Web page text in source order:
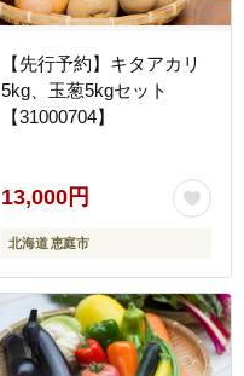
【先行予約】キタアカリ
5kg、玉葱5kgセット
【31000704】
13,000円
北海道 恵庭市